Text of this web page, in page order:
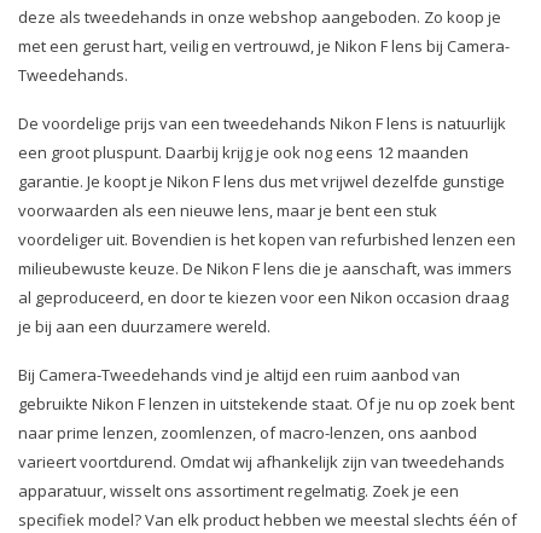
deze als tweedehands in onze webshop aangeboden. Zo koop je
met een gerust hart, veilig en vertrouwd, je Nikon F lens bij Camera-
Tweedehands.
De voordelige prijs van een tweedehands Nikon F lens is natuurlijk
een groot pluspunt. Daarbij krijg je ook nog eens 12 maanden
garantie. Je koopt je Nikon F lens dus met vrijwel dezelfde gunstige
voorwaarden als een nieuwe lens, maar je bent een stuk
voordeliger uit. Bovendien is het kopen van refurbished lenzen een
milieubewuste keuze. De Nikon F lens die je aanschaft, was immers
al geproduceerd, en door te kiezen voor een Nikon occasion draag
je bij aan een duurzamere wereld.
Bij Camera-Tweedehands vind je altijd een ruim aanbod van
gebruikte Nikon F lenzen in uitstekende staat. Of je nu op zoek bent
naar prime lenzen, zoomlenzen, of macro-lenzen, ons aanbod
varieert voortdurend. Omdat wij afhankelijk zijn van tweedehands
apparatuur, wisselt ons assortiment regelmatig. Zoek je een
specifiek model? Van elk product hebben we meestal slechts één of